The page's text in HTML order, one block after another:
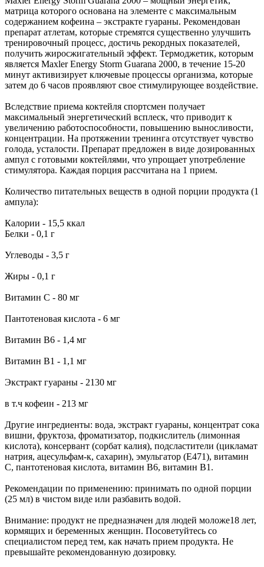
матрица которого основана на элементе с максимальным
содержанием кофеина – экстракте гуараны. Рекомендован
препарат атлетам, которые стремятся существенно улучшить
тренировочный процесс, достичь рекордных показателей,
получить жиросжигательный эффект. Термоджетик, которым
является Maxler Energy Storm Guarana 2000, в течение 15-20
минут активизирует ключевые процессы организма, которые
затем до 6 часов проявляют свое стимулирующее воздействие.
Вследствие приема коктейля спортсмен получает
максимальный энергетический всплеск, что приводит к
увеличению работоспособности, повышению выносливости,
концентрации. На протяжении тренинга отсутствует чувство
голода, усталости. Препарат предложен в виде дозированных
ампул с готовыми коктейлями, что упрощает употребление
стимулятора. Каждая порция рассчитана на 1 прием.
Количество питательных веществ в одной порции продукта (1
ампула):
Калории - 15,5 ккал
Белки - 0,1 г
Углеводы - 3,5 г
Жиры - 0,1 г
Витамин С - 80 мг
Пантотеновая кислота - 6 мг
Витамин В6 - 1,4 мг
Витамин В1 - 1,1 мг
Экстракт гуараны - 2130 мг
в т.ч кофеин - 213 мг
Другие ингредиенты: вода, экстракт гуараны, концентрат сока
вишни, фруктоза, фроматизатор, подкислитель (лимонная
кислота), консервант (сорбат калия), подсластители (цикламат
натрия, ацесульфам-к, сахарин), эмульгатор (E471), витамин
С, пантотеновая кислота, витамин В6, витамин В1.
Рекомендации по применению: принимать по одной порции
(25 мл) в чистом виде или разбавить водой.
Внимание: продукт не предназначен для людей моложе18 лет,
кормящих и беременных женщин. Посоветуйтесь со
специалистом перед тем, как начать прием продукта. Не
прeвышайте рекомендованную дозировку.